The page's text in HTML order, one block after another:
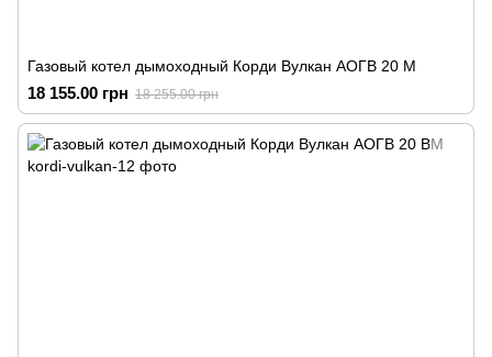
Газовый котел дымоходный Корди Вулкан АОГВ 20 М
18 155.00 грн 18 255.00 грн